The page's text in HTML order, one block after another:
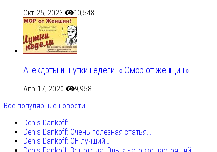
Окт 25, 2023 10,548
Анекдоты и шутки недели. «Юмор от женщин!»
Апр 17, 2020
9,958
Все популярные новости
Denis Dankoff: .....
Denis Dankoff: Очень полезная статья...
Denis Dankoff: ОН лучший...